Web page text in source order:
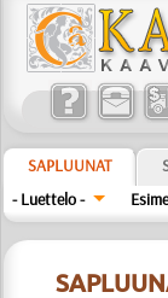
SAPLUUNAT
- Luettelo -